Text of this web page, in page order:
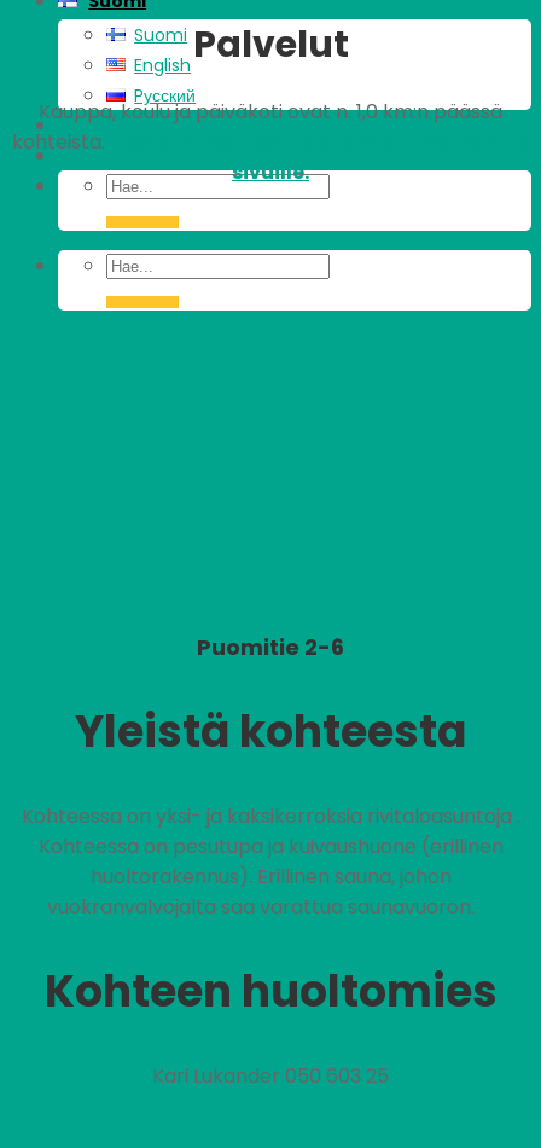
Suomi
English
Pусский
Palvelut
Kauppa, koulu ja päiväkoti ovat n. 1,0 km:n päässä
kohteista.
sivuille.
Puomitie 2-6
Yleistä kohteesta
Kohteessa on yksi- ja kaksikerroksia rivitaloasuntoja .
Kohteessa on pesutupa ja kuivaushuone (erillinen
huoltorakennus). Erillinen sauna, johon
vuokranvalvojalta saa varattua saunavuoron.
Kohteen huoltomies
Kari Lukander 050 603 25